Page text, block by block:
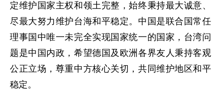
定维护国家主权和领土完整，始终秉持最大诚意、
尽最大努力维护台海和平稳定。 中国是联合国常任
理事国中唯一未完全实现国家统一的国家， 台湾问
题是中国内政，希望德国及欧洲各界友人秉持客观
公正立场，尊重中方核心关切，共同维护地区和平
稳定。